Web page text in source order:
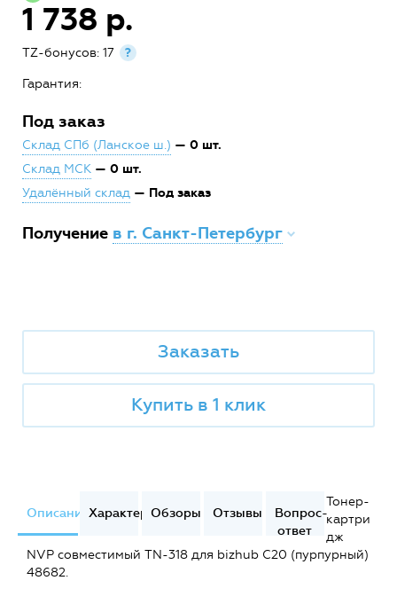
1 738 р.
TZ-бонусов: 17 ?
Гарантия:
Под заказ
Склад СПб (Ланское ш.) — 0 шт.
Склад МСК — 0 шт.
Удалённый склад — Под заказ
Получение в г. Санкт-Петербург
Заказать
Купить в 1 клик
ОписаниеХарактеристики
Обзоры Отзывы
Вопрос-
ответ
Тонер-
картри
дж
NVP совместимый TN-318 для bizhub C20 (пурпурный)
48682.